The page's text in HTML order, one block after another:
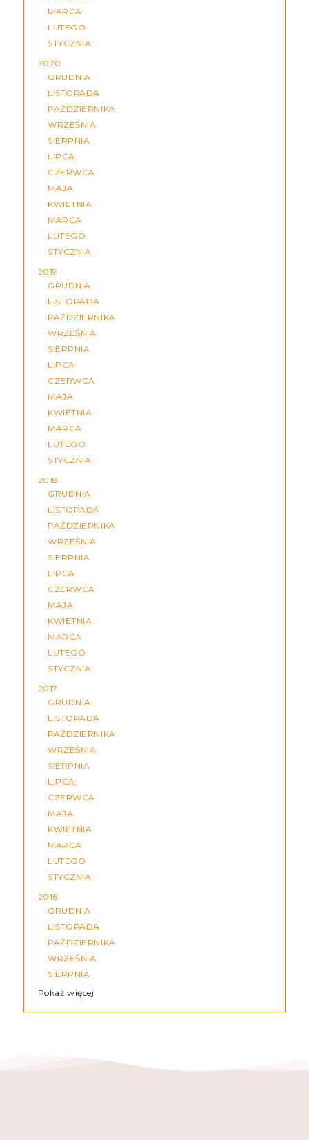
MARCA
LUTEGO
STYCZNIA
2020
GRUDNIA
LISTOPADA
PAŹDZIERNIKA
WRZEŚNIA
SIERPNIA
LIPCA
CZERWCA
MAJA
KWIETNIA
MARCA
LUTEGO
STYCZNIA
2019
GRUDNIA
LISTOPADA
PAŹDZIERNIKA
WRZEŚNIA
SIERPNIA
LIPCA
CZERWCA
MAJA
KWIETNIA
MARCA
LUTEGO
STYCZNIA
2018
GRUDNIA
LISTOPADA
PAŹDZIERNIKA
WRZEŚNIA
SIERPNIA
LIPCA
CZERWCA
MAJA
KWIETNIA
MARCA
LUTEGO
STYCZNIA
2017
GRUDNIA
LISTOPADA
PAŹDZIERNIKA
WRZEŚNIA
SIERPNIA
LIPCA
CZERWCA
MAJA
KWIETNIA
MARCA
LUTEGO
STYCZNIA
2016
GRUDNIA
LISTOPADA
PAŹDZIERNIKA
WRZEŚNIA
SIERPNIA
Pokaż więcej